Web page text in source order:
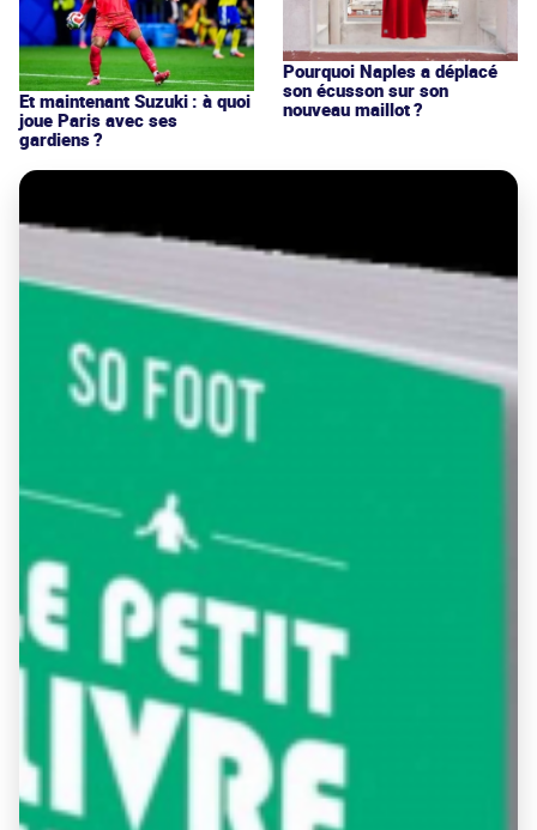
Et maintenant Suzuki : à quoi
joue Paris avec ses
gardiens ?
Pourquoi Naples a déplacé
son écusson sur son
nouveau maillot ?